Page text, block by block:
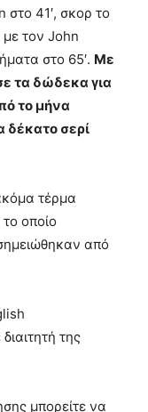
41′, σκορ το
με τον John
στο 65′. Με
τα δώδεκα για
το μήνα
δέκατο σερί
τέρμα
οποίο
από
της
μπορείτε να